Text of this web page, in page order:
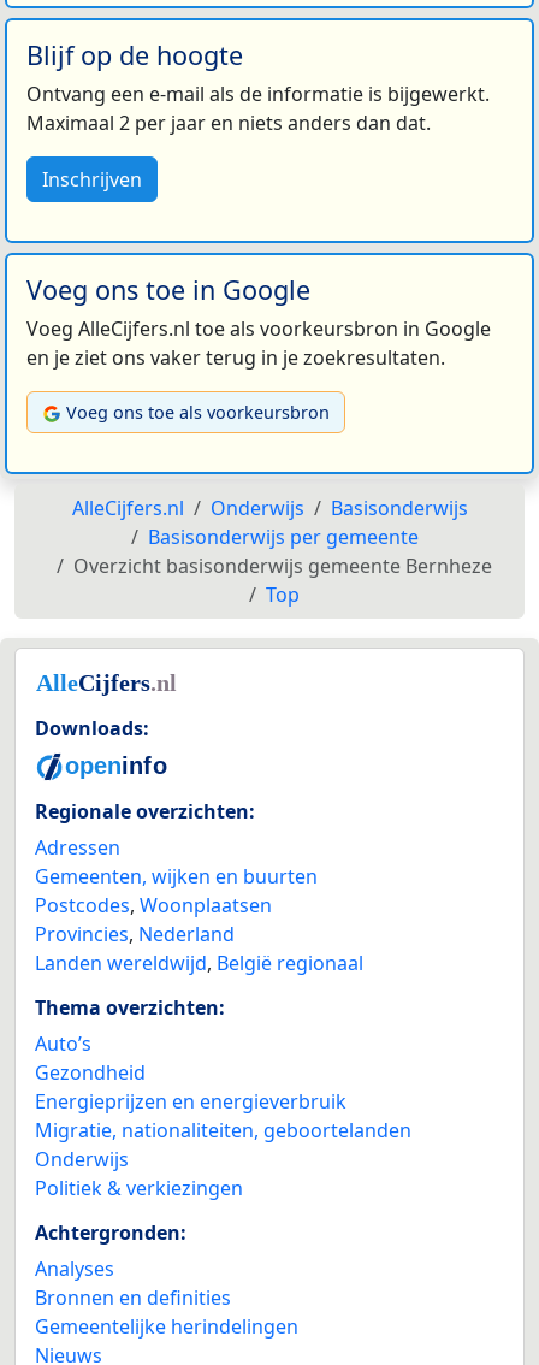
Blijf op de hoogte
Ontvang een e-mail als de informatie is bijgewerkt.
Maximaal 2 per jaar en niets anders dan dat.
Inschrijven
Voeg ons toe in Google
Voeg AlleCijfers.nl toe als voorkeursbron in Google
en je ziet ons vaker terug in je zoekresultaten.
Voeg ons toe als voorkeursbron
AlleCijfers.nl Onderwijs
Basisonderwijs
Basisonderwijs per gemeente
Overzicht basisonderwijs gemeente Bernheze
Top
Downloads:
Regionale overzichten:
Adressen
Gemeenten, wijken en buurten
Postcodes, Woonplaatsen
Provincies, Nederland
Landen wereldwijd, België regionaal
Thema overzichten:
Auto’s
Gezondheid
Energieprijzen en energieverbruik
Migratie, nationaliteiten, geboortelanden
Onderwijs
Politiek & verkiezingen
Achtergronden:
Analyses
Bronnen en definities
Gemeentelijke herindelingen
Nieuws